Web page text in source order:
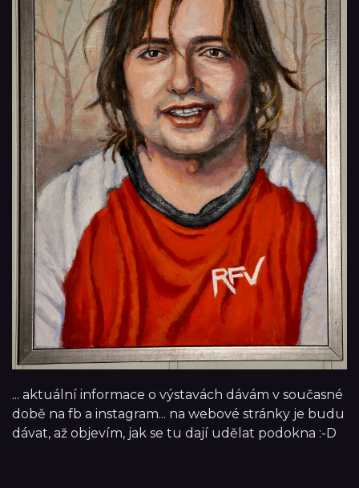
... aktuální informace o výstavách dávám v současné
době na fb a instagram... na webové stránky je budu
dávat, až objevím, jak se tu dají udělat podokna :-D